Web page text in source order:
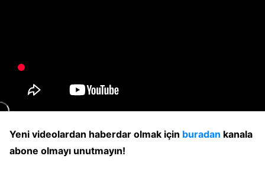
Yeni videolardan haberdar olmak için buradan kanala
abone olmayı unutmayın!